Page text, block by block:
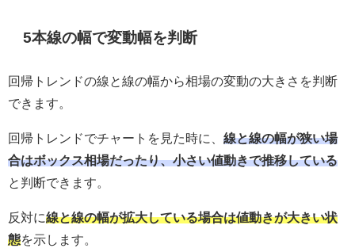
5本線の幅で変動幅を判断
回帰トレンドの線と線の幅から相場の変動の大きさを判断
できます。
回帰トレンドでチャートを見た時に、 線と線の幅が狭い場
合はボックス相場だったり、小さい値動きで推移している
と判断できます。
反対に線と線の幅が拡大している場合は値動きが大きい状
態を示します。